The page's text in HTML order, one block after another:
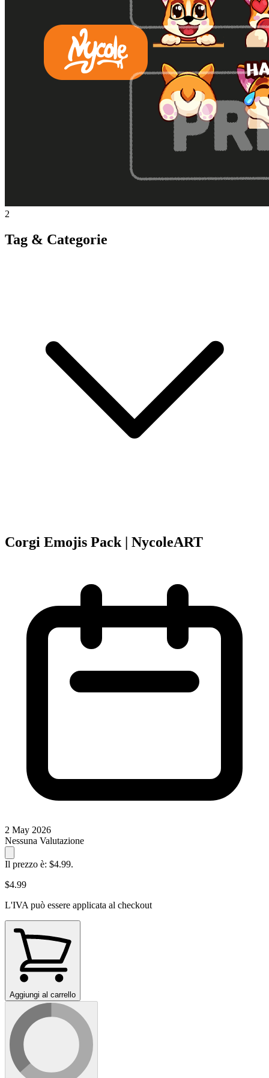
2
Tag & Categorie
Corgi Emojis Pack | NycoleART
2 May 2026
Nessuna Valutazione
Il prezzo è: $4.99.
$4.99
L'IVA può essere applicata al checkout
Aggiungi al carrello